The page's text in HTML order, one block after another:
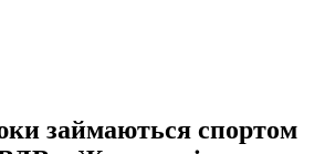
займаються спортом